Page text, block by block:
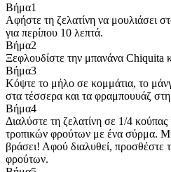
Βήμα1
Αφήστε τη ζελατίνη να μουλιάσει
για περίπου 10 λεπτά.
Βήμα2
Ξεφλουδίστε την μπανάνα Chiquita
Βήμα3
Κόψτε το μήλο σε κομμάτια, το
στα τέσσερα και τα φραμπουυάζ
Βήμα4
Διαλύστε τη ζελατίνη σε 1/4
τροπικών φρούτων με ένα σύρμα.
βράσει! Αφού διαλυθεί, προσθέστε
φρούτων.